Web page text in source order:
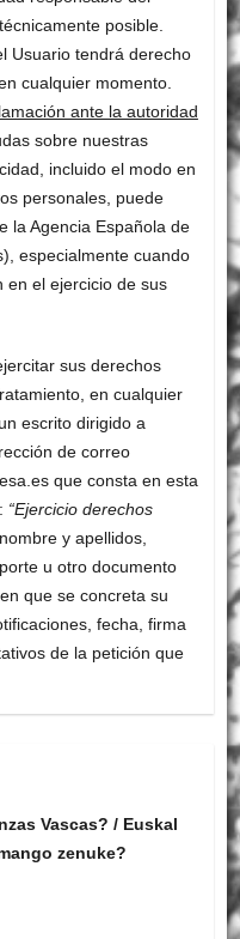
posible.
Usuario tendrá derecho
cualquier momento.
ante la autoridad
sobre nuestras
incluido el modo en
personales, puede
la Agencia Española de
especialmente cuando
en el ejercicio de sus
sus derechos
en cualquier
escrito dirigido a
de correo
que consta en esta
“Ejercicio derechos
y apellidos,
u otro documento
que se concreta su
fecha, firma
de la petición que
Vascas? / Euskal
zenuke?